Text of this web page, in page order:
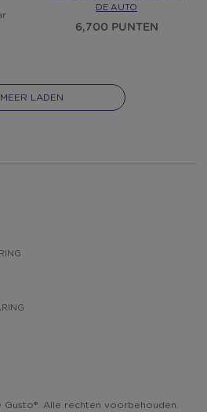
DE AUTO
6,700 PUNTEN
MEER LADEN
Gusto®. Alle rechten voorbehouden.